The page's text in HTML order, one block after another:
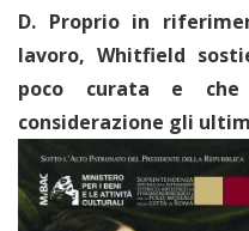
D. Proprio in
lavoro, Whitfield
poco curata e
considerazione gli